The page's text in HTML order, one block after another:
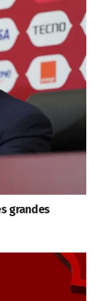
grandes